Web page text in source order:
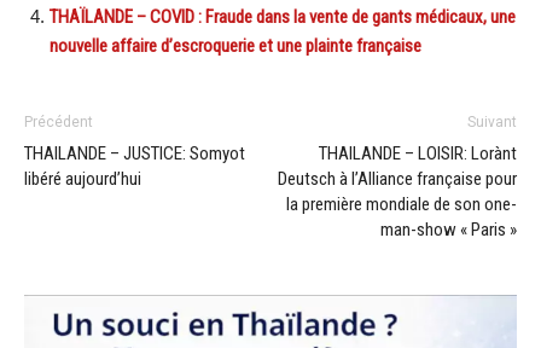
THAÏLANDE – COVID : Fraude dans la vente de gants médicaux, une
nouvelle affaire d’escroquerie et une plainte française
Précédent
THAILANDE – JUSTICE: Somyot
libéré aujourd’hui
Suivant
THAILANDE – LOISIR: Lorànt
Deutsch à l’Alliance française pour
la première mondiale de son one-
man-show « Paris »